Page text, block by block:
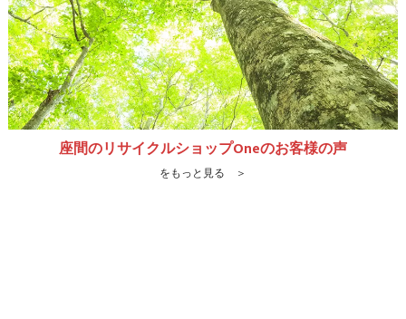
座間のリサイクルショップOneのお客様の声
をもっと見る ＞